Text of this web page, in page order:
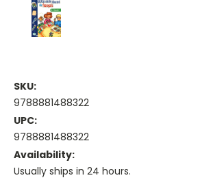
SKU:
9788881488322
UPC:
9788881488322
Availability:
Usually ships in 24 hours.